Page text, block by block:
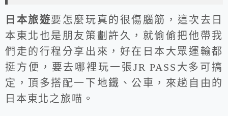
日本旅遊要怎麼玩真的很傷腦筋，這次去日
本東北也是朋友策劃許久，就偷偷把他帶我
們走的行程分享出來，好在日本大眾運輸都
挺方便，要去哪裡玩一張JR PASS大多可搞
定，頂多搭配一下地鐵、公車，來趟自由的
日本東北之旅喵。